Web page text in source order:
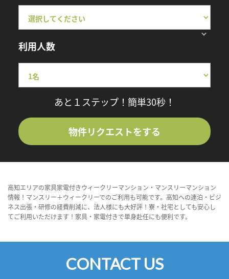
利用人数
あと１ステップ！簡単30秒！
物件リクエストをする
高知エリアの家具家電付きウィークリーマンション・マンスリーマンション
情報！マンスリー＋ウィークリーでのご利用も可能です。高知への連泊・ビジ
ネス出張・研修の経費削減に、法人様にも大好評！寮・社宅としても安心し
てご利用いただけます！家具・家電付きで単身赴任にも便利です。
CONTACT US